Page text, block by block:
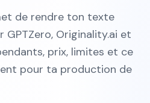
de rendre ton texte
GPTZero, Originality.ai et
prix, limites et ce
pour ta production de